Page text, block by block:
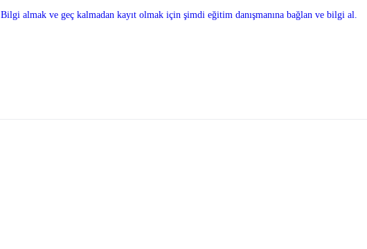
Bilgi almak ve geç kalmadan kayıt olmak için şimdi eğitim danışmanına bağlan ve bilgi al.